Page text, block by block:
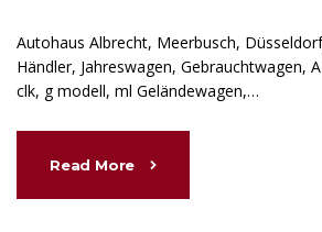
Autohaus Albrecht, Meerbusch,
Händler, Jahreswagen, Gebrauchtwagen,
clk, g modell, ml Geländewagen,…
Read More